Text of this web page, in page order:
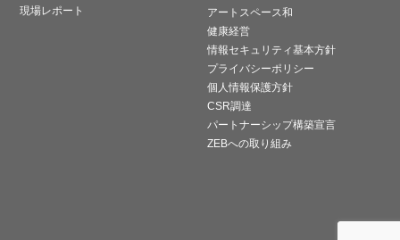
現場レポート
アートスペース和
健康経営
情報セキュリティ基本方針
プライバシーポリシー
個人情報保護方針
CSR調達
パートナーシップ構築宣言
ZEBへの取り組み